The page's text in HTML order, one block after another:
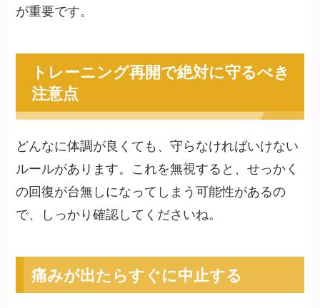
が重要です。
トレーニング再開で絶対に守るべき
注意点
どんなに体調が良くても、守らなければいけない
ルールがあります。これを無視すると、せっかく
の回復が台無しになってしまう可能性があるの
で、しっかり確認してくださいね。
痛みが出たらすぐに中止する